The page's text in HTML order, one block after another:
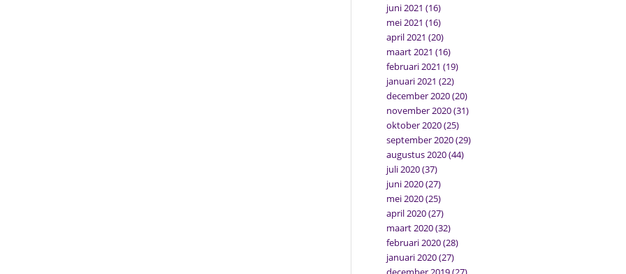
juni 2021 (16)
mei 2021 (16)
april 2021 (20)
maart 2021 (16)
februari 2021 (19)
januari 2021 (22)
december 2020(20)
november 2020(31)
oktober 2020(25)
september 2020(29)
augustus 2020(44)
juli 2020(37)
juni 2020(27)
mei 2020(25)
april 2020(27)
maart 2020(32)
februari 2020(28)
januari 2020(27)